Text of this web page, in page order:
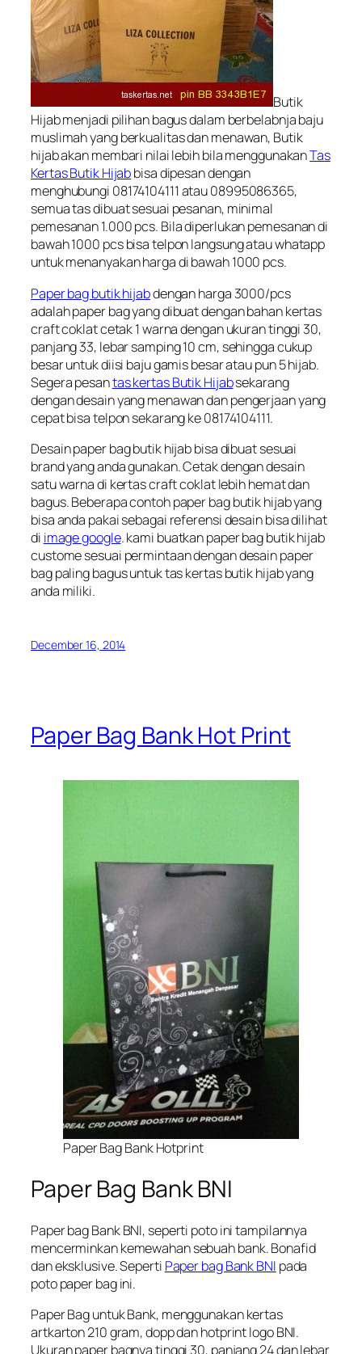
Butik
Hijab menjadi pilihan bagus dalam berbelabnja baju
muslimah yang berkualitas dan menawan, Butik
hijab akan membari nilai lebih bila menggunakanTas
Kertas Butik Hijabbisa dipesan dengan
menghubungi 08174104111 atau 08995086365,
semua tas dibuat sesuai pesanan, minimal
pemesanan 1.000 pcs. Bila diperlukan pemesanan di
bawah 1000 pcs bisa telpon langsung atau whatapp
untuk menanyakan harga di bawah 1000 pcs.
Paper bag butik hijabdengan harga 3000/pcs
adalah paper bag yang dibuat dengan bahan kertas
craft coklat cetak 1 warna dengan ukuran tinggi 30,
panjang 33, lebar samping 10 cm, sehingga cukup
besar untuk diisi baju gamis besar atau pun 5 hijab.
Segera pesantas kertas Butik Hijabsekarang
dengan desain yang menawan dan pengerjaan yang
cepat bisa telpon sekarang ke 08174104111.
Desain paper bag butik hijab bisa dibuat sesuai
brand yang anda gunakan. Cetak dengan desain
satu warna di kertas craft coklat lebih hemat dan
bagus. Beberapa contoh paper bag butik hijab yang
bisa anda pakai sebagai referensi desain bisa dilihat
di image google. kami buatkan paper bag butik hijab
custome sesuai permintaan dengan desain paper
bag paling bagus untuk tas kertas butik hijab yang
anda miliki.
December 16, 2014
Paper Bag Bank Hot Print
Paper Bag Bank Hotprint
Paper Bag Bank BNI
Paper bag Bank BNI, seperti poto ini tampilannya
mencerminkan kemewahan sebuah bank. Bonafid
dan eksklusive. Seperti Paper bag Bank BNI pada
poto paper bag ini.
Paper Bag untuk Bank, menggunakan kertas
artkarton 210 gram, dopp dan hotprint logo BNI.
Ukuran paper bagnya tinggi 30, panjang 24 dan lebar